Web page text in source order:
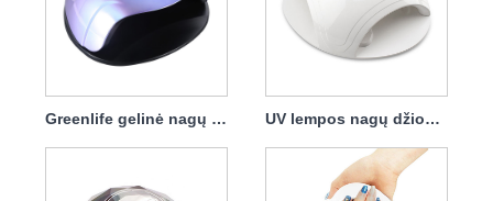
Greenlife gelinė nagų džiovintuvo lempa 120w UV lempos nagų džiovintuvas su įkrovikliu 86w